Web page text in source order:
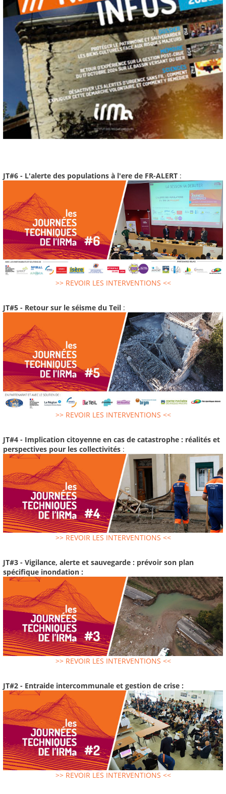
JT#6 - L'alerte des populations à l'ere de FR-ALERT :
>> REVOIR LES INTERVENTIONS <<
JT#5 - Retour sur le séisme du Teil :
>> REVOIR LES INTERVENTIONS <<
JT#4 - Implication citoyenne en cas de catastrophe : réalités et
perspectives pour les collectivités :
>> REVOIR LES INTERVENTIONS <<
JT#3 - Vigilance, alerte et sauvegarde : prévoir son plan
spécifique inondation :
>> REVOIR LES INTERVENTIONS <<
JT#2 - Entraide intercommunale et gestion de crise :
>> REVOIR LES INTERVENTIONS <<